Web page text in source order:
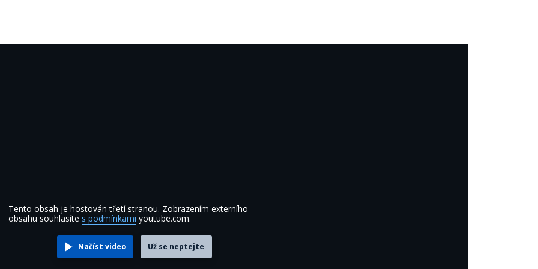
Tento obsah je hostován třetí stranou. Zobrazením externího
obsahu souhlasíte s podmínkami youtube.com.
Načíst video Už se neptejte